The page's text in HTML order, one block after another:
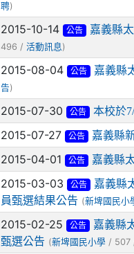
聘)
2015-10-14 公告 嘉義縣
496 /活動訊息 )
2015-08-04 公告 嘉義縣
告)
2015-07-30 公告 本校於
2015-07-27 公告 嘉義縣
2015-04-01 公告 嘉義縣
2015-03-03 公告
嘉義縣
員甄選結果公告 (新埤國民小
2015-02-25 公告
嘉義縣
甄選公告 (新埤國民小學 /